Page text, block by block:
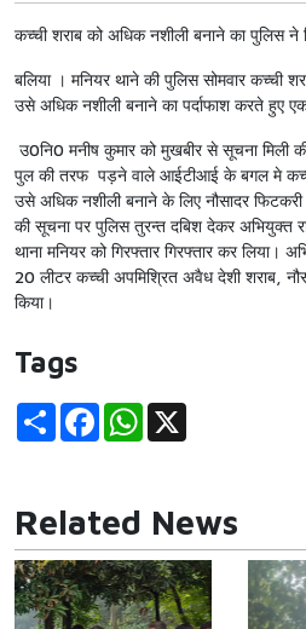
कच्ची शराब को अधिक नशीली बनाने का पुलिस ने
बलिया । मनियर थाने की पुलिस सोमवार कच्ची
उसे अधिक नशीली बनाने का पर्दाफाश करते हुए एक
उ0नि0 मनीष कुमार को मुखबीर से सूचना मिली
पुल की तरफ पड़ने वाले आईटीआई के बगल मे
उसे अधिक नशीली बनाने के लिए नौसादर
की सूचना पर पुलिस तुरन्त दबिश देकर अभियुक्त
थाना मनियर को गिरफ्तार गिरफ्तार कर
20 लीटर कच्ची अपमिश्रित अवैध देशी शराब,
किया।
Tags
Share FacebookWhatsApp
Related News